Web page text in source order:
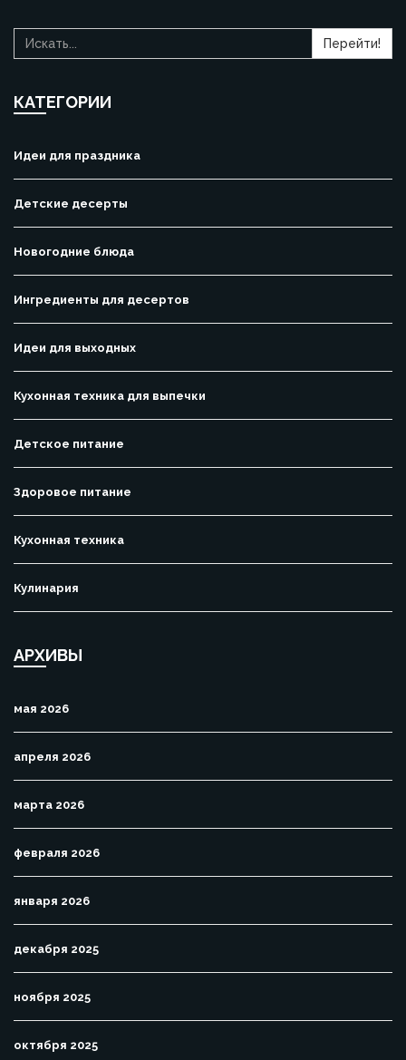
Перейти!
КАТЕГОРИИ
Идеи для праздника
Детские десерты
Новогодние блюда
Ингредиенты для десертов
Идеи для выходных
Кухонная техника для выпечки
Детское питание
Здоровое питание
Кухонная техника
Кулинария
АРХИВЫ
мая 2026
апреля 2026
марта 2026
февраля 2026
января 2026
декабря 2025
ноября 2025
октября 2025